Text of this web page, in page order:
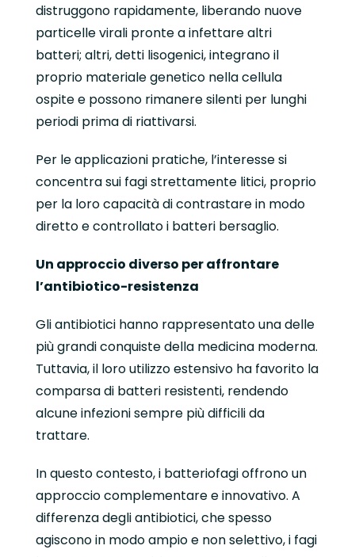
distruggono rapidamente, liberando nuove
particelle virali pronte a infettare altri
batteri; altri, detti lisogenici, integrano il
proprio materiale genetico nella cellula
ospite e possono rimanere silenti per lunghi
periodi prima di riattivarsi.
Per le applicazioni pratiche, l’interesse si
concentra sui fagi strettamente litici, proprio
per la loro capacità di contrastare in modo
diretto e controllato i batteri bersaglio.
Un approccio diverso per affrontare
l’antibiotico-resistenza
Gli antibiotici hanno rappresentato una delle
più grandi conquiste della medicina moderna.
Tuttavia, il loro utilizzo estensivo ha favorito la
comparsa di batteri resistenti, rendendo
alcune infezioni sempre più difficili da
trattare.
In questo contesto, i batteriofagi offrono un
approccio complementare e innovativo. A
differenza degli antibiotici, che spesso
agiscono in modo ampio e non selettivo, i fagi